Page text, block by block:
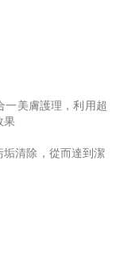
美膚護理，利用超
果
清除，從而達到潔